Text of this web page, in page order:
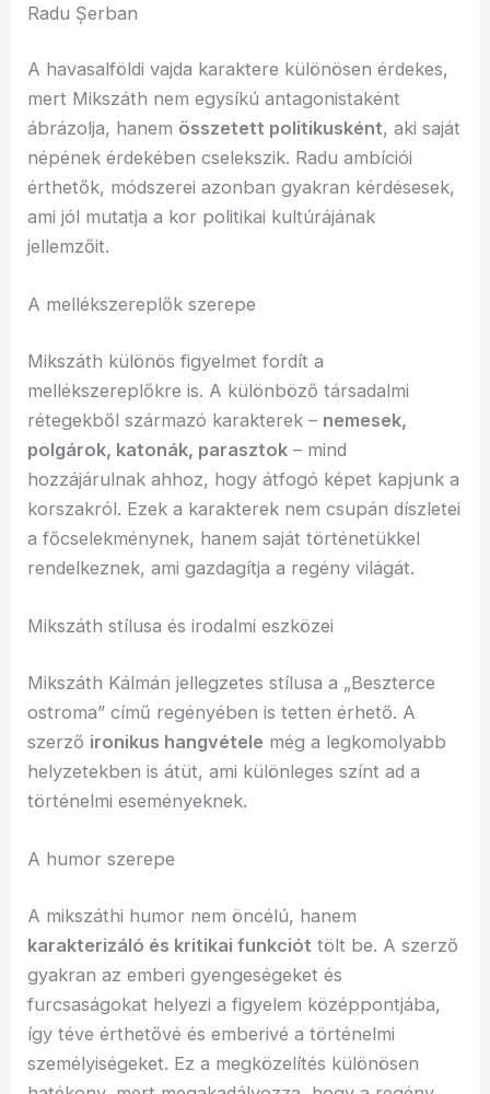
Radu Șerban
A havasalföldi vajda karaktere különösen érdekes,
mert Mikszáth nem egysíkú antagonistaként
ábrázolja, hanem összetett politikusként, aki saját
népének érdekében cselekszik. Radu ambíciói
érthetők, módszerei azonban gyakran kérdésesek,
ami jól mutatja a kor politikai kultúrájának
jellemzőit.
A mellékszereplők szerepe
Mikszáth különös figyelmet fordít a
mellékszereplőkre is. A különböző társadalmi
rétegekből származó karakterek – nemesek,
polgárok, katonák, parasztok – mind
hozzájárulnak ahhoz, hogy átfogó képet kapjunk a
korszakról. Ezek a karakterek nem csupán díszletei
a főcselekménynek, hanem saját történetükkel
rendelkeznek, ami gazdagítja a regény világát.
Mikszáth stílusa és irodalmi eszközei
Mikszáth Kálmán jellegzetes stílusa a „Beszterce
ostroma” című regényében is tetten érhető. A
szerző ironikus hangvétele még a legkomolyabb
helyzetekben is átüt, ami különleges színt ad a
történelmi eseményeknek.
A humor szerepe
A mikszáthi humor nem öncélú, hanem
karakterizáló és kritikai funkciót tölt be. A szerző
gyakran az emberi gyengeségeket és
furcsaságokat helyezi a figyelem középpontjába,
így téve érthetővé és emberivé a történelmi
személyiségeket. Ez a megközelítés különösen